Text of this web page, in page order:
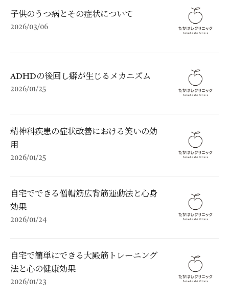
子供のうつ病とその症状について
2026/03/06
ADHDの後回し癖が生じるメカニズム
2026/01/25
精神科疾患の症状改善における笑いの効
用
2026/01/25
自宅でできる僧帽筋広背筋運動法と心身
効果
2026/01/24
自宅で簡単にできる大殿筋トレーニング
法と心の健康効果
2026/01/23